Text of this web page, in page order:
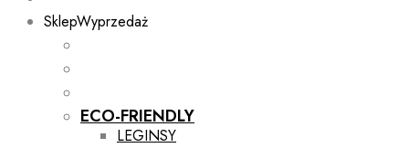
SklepWyprzedaż
ECO-FRIENDLY
LEGINSY